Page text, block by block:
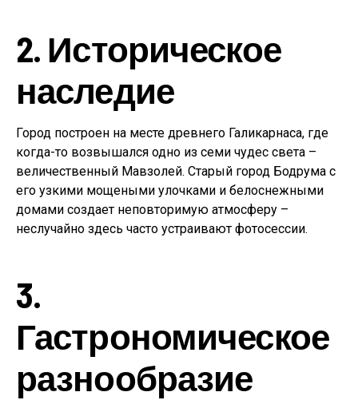
2. Историческое
наследие
Город построен на месте древнего Галикарнаса, где
когда-то возвышался одно из семи чудес света –
величественный Мавзолей. Старый город Бодрума с
его узкими мощеными улочками и белоснежными
домами создает неповторимую атмосферу –
неслучайно здесь часто устраивают фотосессии.
3.
Гастрономическое
разнообразие